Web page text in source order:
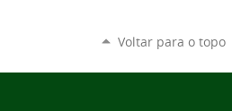
Voltar para o topo